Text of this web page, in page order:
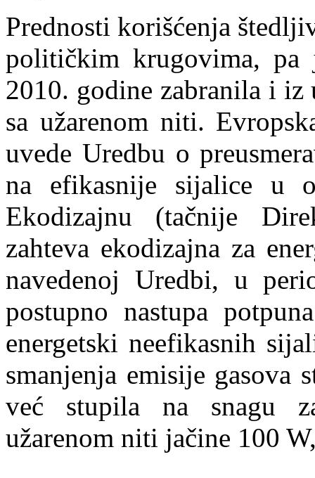
Prednosti korišćenja
političkim krugovima, pa
2010. godine zabranila i iz
sa užarenom niti.
uvede Uredbu o
na efikasnije sijalice u
Ekodizajnu (tačnije
zahteva ekodizajna za
navedenoj Uredbi, u
postupno nastupa
energetski neefikasnih
smanjenja emisije gasova
već stupila na snagu
užarenom niti jačine 100